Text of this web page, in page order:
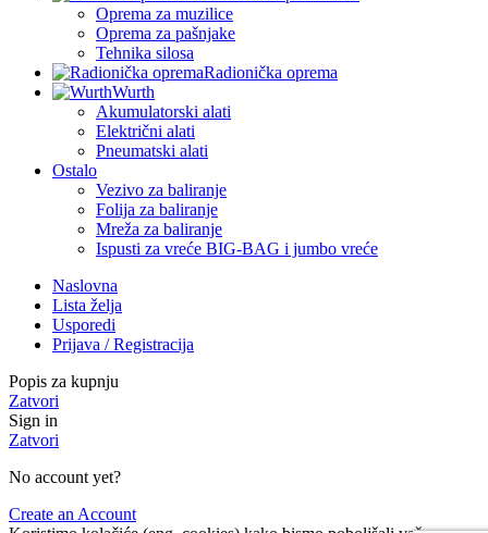
Oprema za muzilice
Oprema za pašnjake
Tehnika silosa
Radionička oprema
Wurth
Akumulatorski alati
Električni alati
Pneumatski alati
Ostalo
Vezivo za baliranje
Folija za baliranje
Mreža za baliranje
Ispusti za vreće BIG-BAG i jumbo vreće
Naslovna
Lista želja
Usporedi
Prijava / Registracija
Popis za kupnju
Zatvori
Sign in
Zatvori
No account yet?
Create an Account